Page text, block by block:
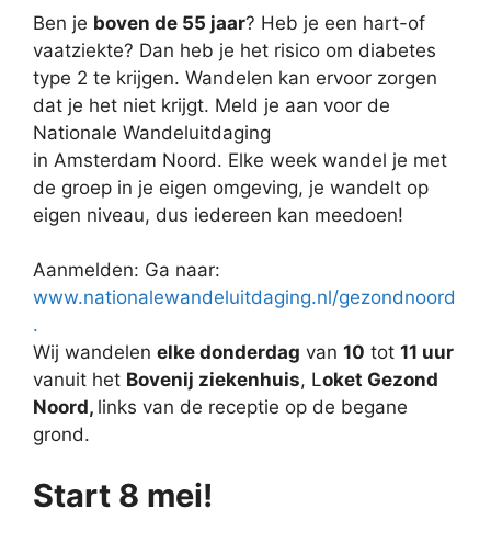
Ben je boven de 55 jaar? Heb je een hart-of
vaatziekte? Dan heb je het risico om diabetes
type 2 te krijgen. Wandelen kan ervoor zorgen
dat je het niet krijgt. Meld je aan voor de
Nationale Wandeluitdaging
in Amsterdam Noord. Elke week wandel je met
de groep in je eigen omgeving, je wandelt op
eigen niveau, dus iedereen kan meedoen!
Aanmelden: Ga naar:
www.nationalewandeluitdaging.nl/gezondnoord
.
Wij wandelen elke donderdag van 10 tot 11 uur
vanuit het Bovenij ziekenhuis, Loket Gezond
Noord, links van de receptie op de begane
grond.
Start 8 mei!